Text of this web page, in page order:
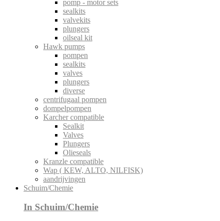
pomp - motor sets
sealkits
valvekits
plungers
oilseal kit
Hawk pumps
pompen
sealkits
valves
plungers
diverse
centrifugaal pompen
dompelpompen
Karcher compatible
Sealkit
Valves
Plungers
Olieseals
Kranzle compatible
Wap ( KEW, ALTO, NILFISK)
aandrijvingen
Schuim/Chemie
In Schuim/Chemie